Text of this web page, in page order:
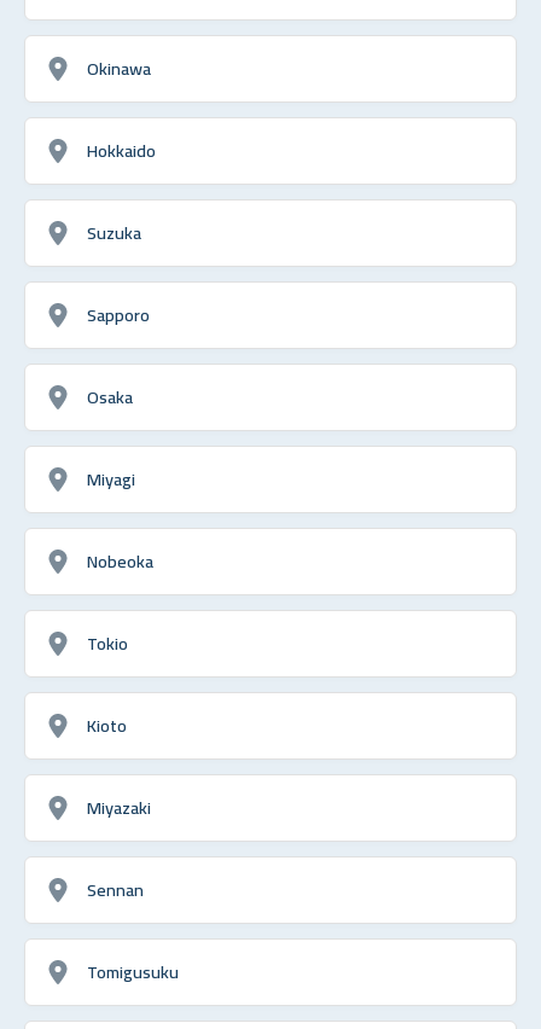
Okinawa
Hokkaido
Suzuka
Sapporo
Osaka
Miyagi
Nobeoka
Tokio
Kioto
Miyazaki
Sennan
Tomigusuku